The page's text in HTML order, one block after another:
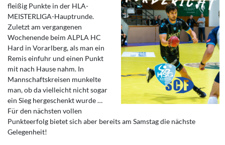
fleißig Punkte in der HLA-
MEISTERLIGA-Hauptrunde.
Zuletzt am vergangenen
Wochenende beim ALPLA HC
Hard in Vorarlberg, als man ein
Remis einfuhr und einen Punkt
mit nach Hause nahm. In
Mannschaftskreisen munkelte
man, ob da vielleicht nicht sogar
ein Sieg hergeschenkt wurde …
Für den nächsten vollen
Punkteerfolg bietet sich aber bereits am Samstag die nächste
Gelegenheit!